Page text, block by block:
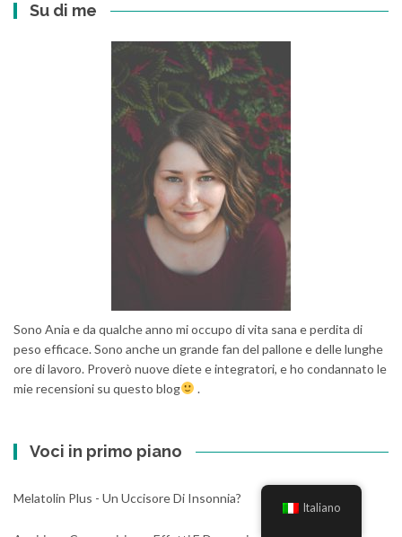
Su di me
Sono Ania e da qualche anno mi occupo di vita sana e perdita di
peso efficace. Sono anche un grande fan del pallone e delle lunghe
ore di lavoro. Proverò nuove diete e integratori, e ho condannato le
mie recensioni su questo blog
.
Voci in primo piano
Melatolin Plus - Un Uccisore Di Insonnia?
Italiano